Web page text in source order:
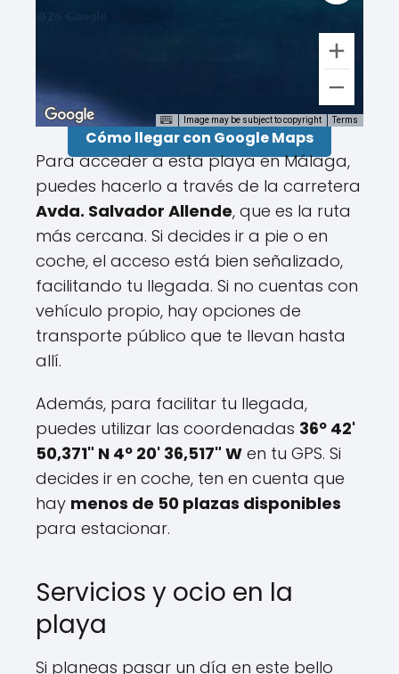
Image may be subject to copyright Terms
Cómo llegar con Google Maps
Para acceder a esta playa en Málaga,
puedes hacerlo a través de la carretera
Avda. Salvador Allende, que es la ruta
más cercana. Si decides ir a pie o en
coche, el acceso está bien señalizado,
facilitando tu llegada. Si no cuentas con
vehículo propio, hay opciones de
transporte público que te llevan hasta
allí.
Además, para facilitar tu llegada,
puedes utilizar las coordenadas 36º 42'
50,371" N 4º 20' 36,517" W en tu GPS. Si
decides ir en coche, ten en cuenta que
hay menos de 50 plazas disponibles
para estacionar.
Servicios y ocio en la
playa
Si planeas pasar un día en este bello